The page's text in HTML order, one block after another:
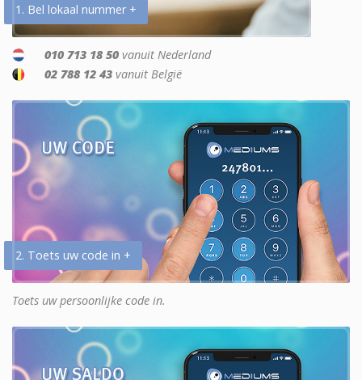
1. Bel lokaal nummer +
010 713 18 50 vanuit Nederland
02 788 12 43 vanuit België
2. Toets uw code in +
Toets uw persoonlijke code in.